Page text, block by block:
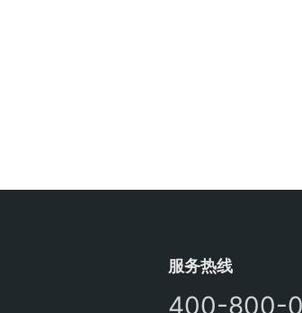
服务热线
400-800-